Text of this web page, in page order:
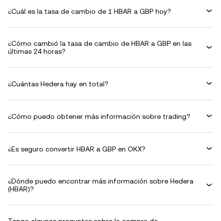
¿Cuál es la tasa de cambio de 1 HBAR a GBP hoy?
¿Cómo cambió la tasa de cambio de HBAR a GBP en las
últimas 24 horas?
¿Cuántas Hedera hay en total?
¿Cómo puedo obtener más información sobre trading?
¿Es seguro convertir HBAR a GBP en OKX?
¿Dónde puedo encontrar más información sobre Hedera
(HBAR)?